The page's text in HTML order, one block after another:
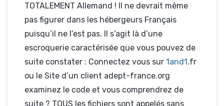
TOTALEMENT Allemand ! Il ne devrait même
pas figurer dans les hébergeurs Français
puisqu’il ne l’est pas. Il s’agit là d’une
escroquerie caractérisée que vous pouvez de
suite constater : Connectez vous sur 1and1.fr
ou le Site d’un client adept-france.org
examinez le code et vous comprendrez de
suite ? TOUS les fichiers sont appelés sans